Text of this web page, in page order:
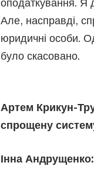
Але, насправді,
юридичні особи.
було скасовано.
Артем Крикун-
спрощену
Інна Андрущенко: